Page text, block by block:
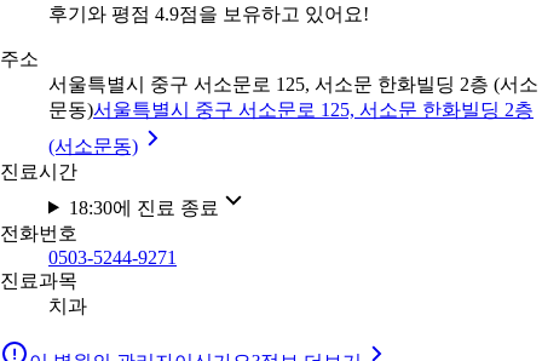
후기와 평점 4.9점을 보유하고 있어요!
주소
서울특별시 중구 서소문로 125, 서소문 한화빌딩 2층 (서소
문동)서울특별시 중구 서소문로 125, 서소문 한화빌딩 2층
(서소문동)
진료시간
18:30에 진료 종료
전화번호
0503-5244-9271
진료과목
치과